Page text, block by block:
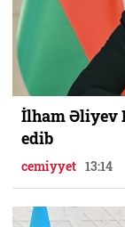
İlham Əliyev
edib
cemiyyet 13:14